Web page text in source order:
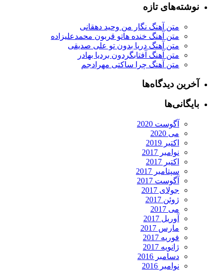
نوشته‌های تازه
متن آهنگ نگار من وحید دهقانی
متن آهنگ خنده هاتو قربون محمدعلیزاده
متن آهنگ دریا بدون تو علی صدیقی
متن آهنگ آفتابگردون بردیا بهادر
متن آهنگ چرا ساکتی مهرادجم
آخرین دیدگاه‌ها
بایگانی‌ها
آگوست 2020
می 2020
اکتبر 2019
نوامبر 2017
اکتبر 2017
سپتامبر 2017
آگوست 2017
جولای 2017
ژوئن 2017
می 2017
آوریل 2017
مارس 2017
فوریه 2017
ژانویه 2017
دسامبر 2016
نوامبر 2016